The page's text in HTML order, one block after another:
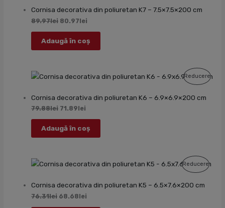
Cornisa decorativa din poliuretan K7 – 7.5×7.5×200 cm
89.97lei 80.97lei
Adaugă în coș
Reducere
Cornisa decorativa din poliuretan K6 – 6.9×6.9×200 cm
79.88lei 71.89lei
Adaugă în coș
Reducere
Cornisa decorativa din poliuretan K5 – 6.5×7.6×200 cm
76.31lei 68.68lei